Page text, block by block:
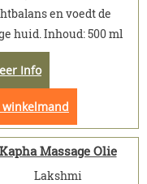
en voedt de
huid. Inhoud: 500 ml
Info
winkelmand
Kapha Massage Olie
Lakshmi